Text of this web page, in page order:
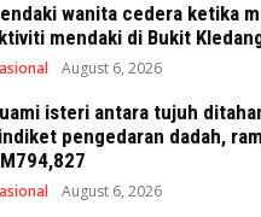
wanita cedera ketika
mendaki di Bukit
August 6, 2026
isteri antara tujuh
pengedaran dadah,
August 6, 2026